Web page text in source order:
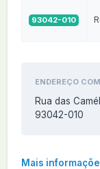
93042-010
ENDEREÇO
Rua das
93042-010
Mais